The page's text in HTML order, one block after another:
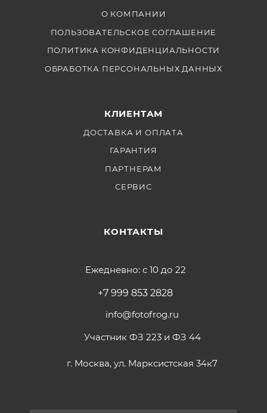
О КОМПАНИИ
ПОЛЬЗОВАТЕЛЬСКОЕ СОГЛАШЕНИЕ
ПОЛИТИКА КОНФИДЕНЦИАЛЬНОСТИ
ОБРАБОТКА ПЕРСОНАЛЬНЫХ ДАННЫХ
КЛИЕНТАМ
ДОСТАВКА И ОПЛАТА
ГАРАНТИЯ
ПАРТНЕРАМ
СЕРВИС
КОНТАКТЫ
Ежедневно: с 10 до 22
+7 999 853 2828
info@fotofrog.ru
Участник ФЗ 223 и ФЗ 44
г. Москва, ул. Марксистская 34к7